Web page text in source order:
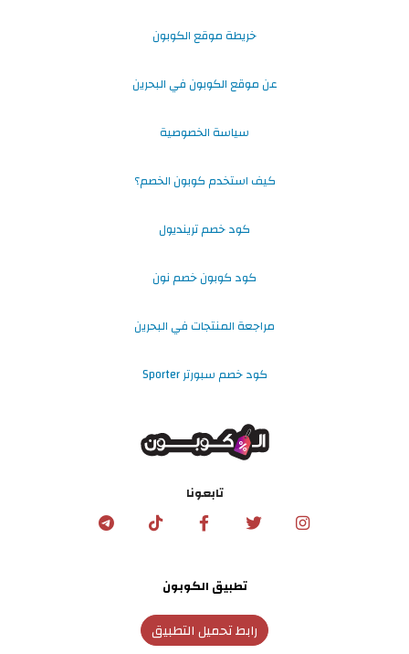
خريطة موقع الكوبون
عن موقع الكوبون في البحرين
سياسة الخصوصية
كيف استخدم كوبون الخصم؟
كود خصم ترينديول
كود كوبون خصم نون
مراجعة المنتجات في البحرين
كود خصم سبورتر Sporter
تابعونا
تطبيق الكوبون
رابط تحميل التطبيق